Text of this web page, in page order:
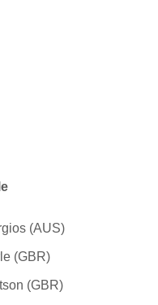
(AUS)
(GBR)
(GBR)